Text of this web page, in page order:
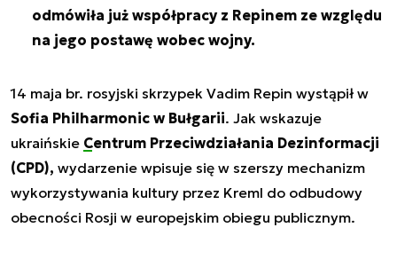
odmówiła już współpracy z Repinem ze względu
na jego postawę wobec wojny.
14 maja br. rosyjski skrzypek Vadim Repin wystąpił w
Sofia Philharmonic w Bułgarii. Jak wskazuje
ukraińskie Centrum Przeciwdziałania Dezinformacji
(CPD), wydarzenie wpisuje się w szerszy mechanizm
wykorzystywania kultury przez Kreml do odbudowy
obecności Rosji w europejskim obiegu publicznym.